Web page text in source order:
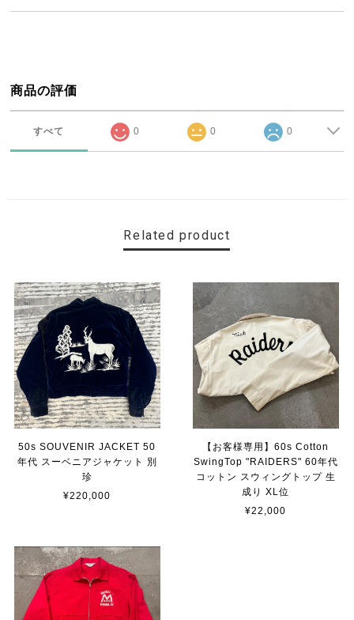
商品の評価
すべて 0 0 0
Related product
50s SOUVENIR JACKET 50
年代 スーベニアジャケット 別
珍
¥220,000
【お客様専用】60s Cotton
SwingTop "RAIDERS" 60年代
コットン スウィングトップ 生
成り XL位
¥22,000